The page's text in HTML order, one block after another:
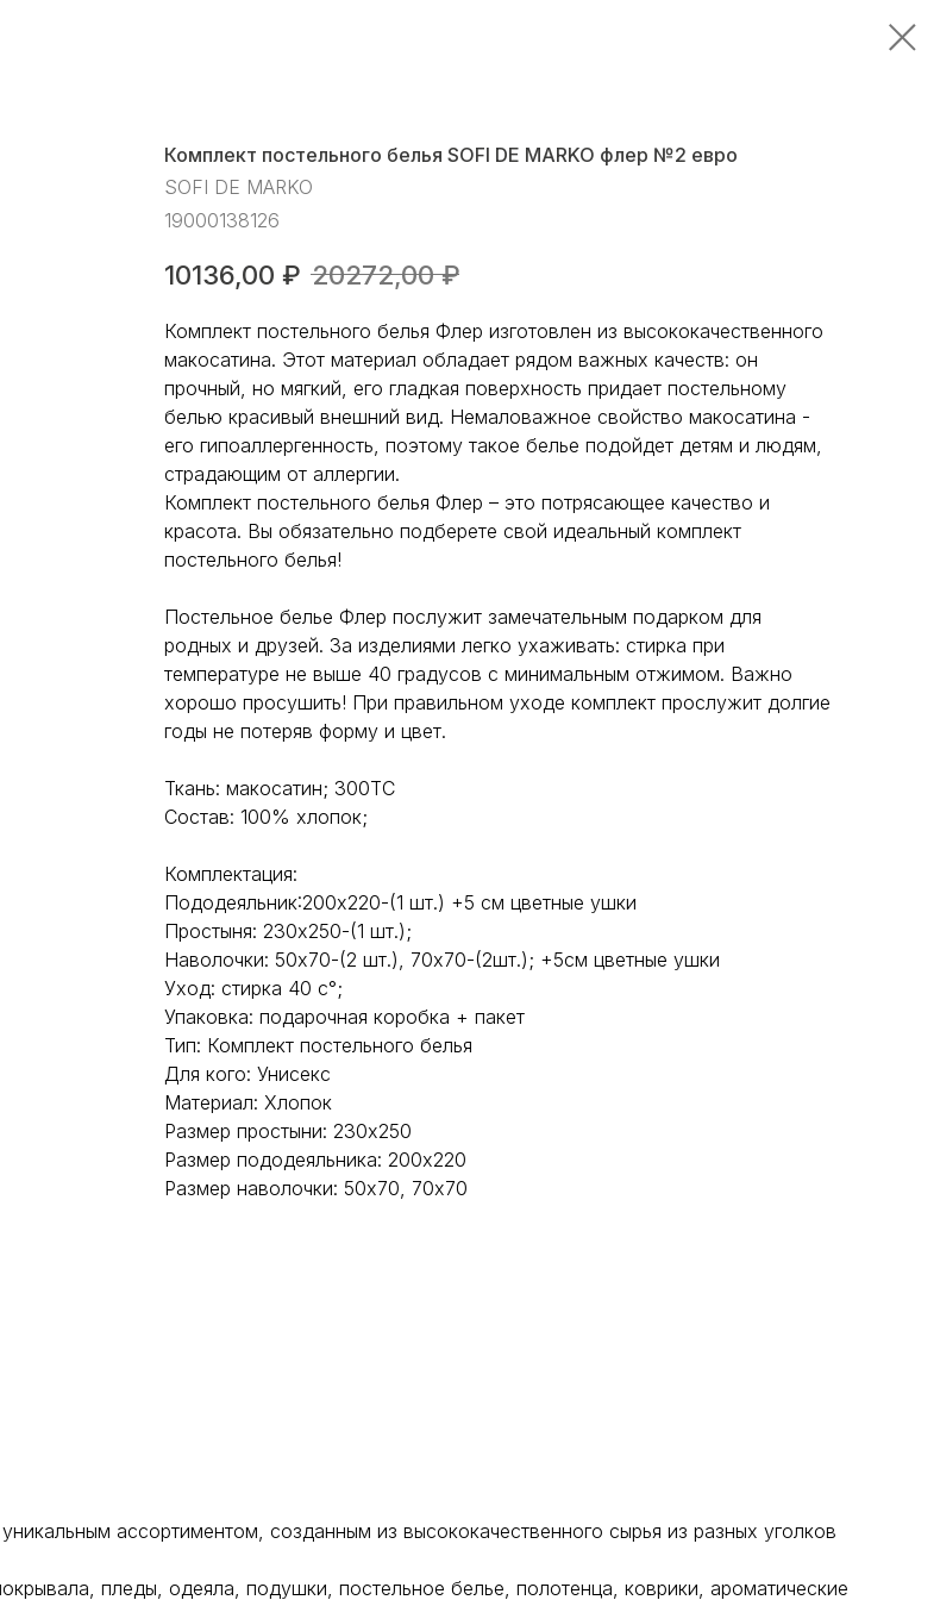
Комплект постельного белья SOFI DE MARKO флер №2 евро
SOFI DE MARKO
19000138126
10136,00 ₽ 20272,00 ₽
Комплект постельного белья Флер изготовлен из высококачественного
макосатина. Этот материал обладает рядом важных качеств: он
прочный, но мягкий, его гладкая поверхность придает постельному
белью красивый внешний вид. Немаловажное свойство макосатина -
его гипоаллергенность, поэтому такое белье подойдет детям и людям,
страдающим от аллергии.
Комплект постельного белья Флер – это потрясающее качество и
красота. Вы обязательно подберете свой идеальный комплект
постельного белья!
Постельное белье Флер послужит замечательным подарком для
родных и друзей. За изделиями легко ухаживать: стирка при
температуре не выше 40 градусов с минимальным отжимом. Важно
хорошо просушить! При правильном уходе комплект прослужит долгие
годы не потеряв форму и цвет.
Ткань: макосатин; 300ТС
Состав: 100% хлопок;
Комплектация:
Пододеяльник:200х220-(1 шт.) +5 см цветные ушки
Простыня: 230х250-(1 шт.);
Наволочки: 50х70-(2 шт.), 70х70-(2шт.); +5см цветные ушки
Уход: стирка 40 с°;
Упаковка: подарочная коробка + пакет
Тип: Комплект постельного белья
Для кого: Унисекс
Материал: Хлопок
Размер простыни: 230х250
Размер пододеяльника: 200х220
Размер наволочки: 50х70, 70х70
ассортиментом, созданным из высококачественного сырья из разных уголков
пледы, одеяла, подушки, постельное белье, полотенца, коврики, ароматические